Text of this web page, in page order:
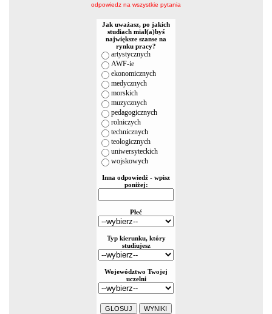
odpowiedz na wszystkie pytania